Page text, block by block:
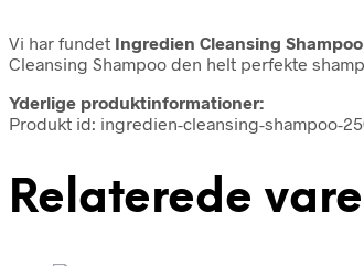
Vi har fundet Ingredien Cleansing
Cleansing Shampoo den helt perfekte
Yderlige produktinformationer:
Produkt id: ingredien-cleansing-shampoo-
Relaterede